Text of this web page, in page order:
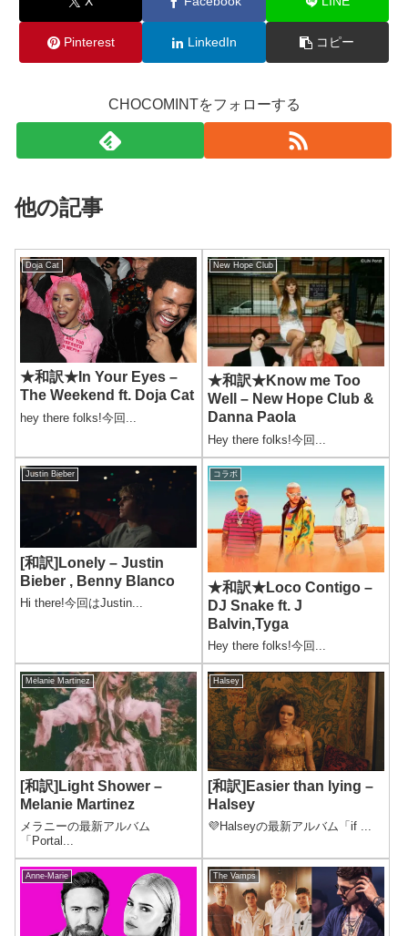
Pinterest LinkedIn コピー
CHOCOMINTをフォローする
他の記事
Doja Cat
★和訳★In Your Eyes –
The Weekend ft. Doja Cat
hey there folks!今回...
New Hope Club
★和訳★Know me Too
Well – New Hope Club &
Danna Paola
Hey there folks!今回...
Justin Bieber
[和訳]Lonely – Justin
Bieber , Benny Blanco
Hi there!今回はJustin...
コラボ
★和訳★Loco Contigo –
DJ Snake ft. J
Balvin,Tyga
Hey there folks!今回...
Melanie Martinez
[和訳]Light Shower –
Melanie Martinez
メラニーの最新アルバム
「Portal...
Halsey
[和訳]Easier than lying –
Halsey
💜Halseyの最新アルバム「if ...
Anne-Marie The Vamps